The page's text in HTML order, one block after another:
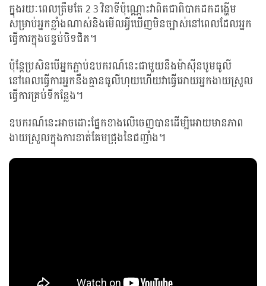
ក្នុងរយៈពេលត្រឹមតែ 2 3 វិនាទីប៉ុណ្ណោះវាពិតជាពិបាកដកដង្ហើម
សម្រាប់អ្នកខ្លាំងណាស់និងមើលអ្វីឃើញមិនច្បាស់នៅពេលដែលអ្នក
ធ្វើការក្នុងបន្ទប់បិទជិត។
ប៉ុន្តែប្រសិនបើអ្នកភ្ជាប់ឧបករណ៍នេះជាមួយនឹងម៉ាស៉ីនបូមធូលី
នៅពេលធ្វើការអ្នកនឹងគ្មានធូលីហុយហើយវាធ្វើអោយអ្នកងាយស្រួល
ធ្វើការគ្រប់ទីកន្លែង។
ឧបករណ៍នេះអាចដោះផ្នែកខាងលើចេញបានដើម្បីអោយមានភាព
ងាយស្រួលក្នុងការខាត់គែមជ្រុងនៃជញ្ជាំង។